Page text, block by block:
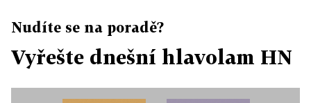
Nudíte se na poradě?
Vyřešte dnešní hlavolam HN